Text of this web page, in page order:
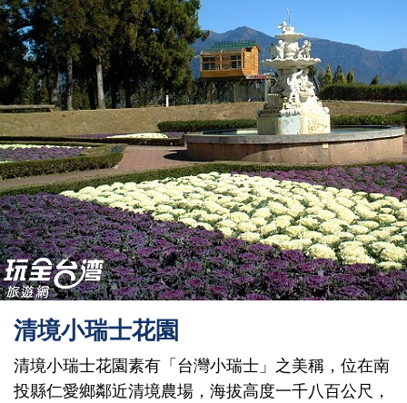
清境小瑞士花園
清境小瑞士花園素有「台灣小瑞士」之美稱，位在南
投縣仁愛鄉鄰近清境農場，海拔高度一千八百公尺，